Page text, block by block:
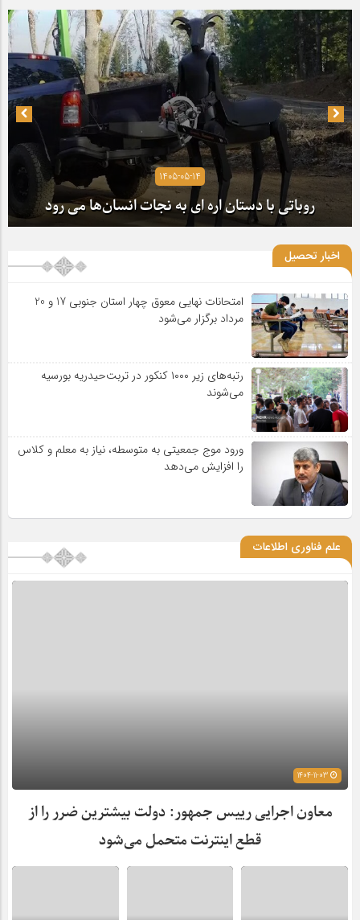
1405-05-14
روباتی با دستان اره ای به نجات انسان‌ها می رود
اخبار تحصیل
امتحانات نهایی معوق چهار استان جنوبی 17 و 20
مرداد برگزار می‌شود
رتبه‌های زیر ۱۰۰۰ کنکور در تربت‌حیدریه بورسیه
می‌شوند
ورود موج جمعیتی به متوسطه، نیاز به معلم و کلاس
را افزایش می‌دهد
علم فناوری اطلاعات
معاون اجرایی رییس جمهور: دولت بیشترین ضرر را از
قطع اینترنت متحمل می‌شود